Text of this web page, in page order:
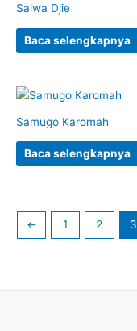
Salwa Djie
Baca selengkapnya
Samugo Karomah
Baca selengkapnya
← 1 2 3